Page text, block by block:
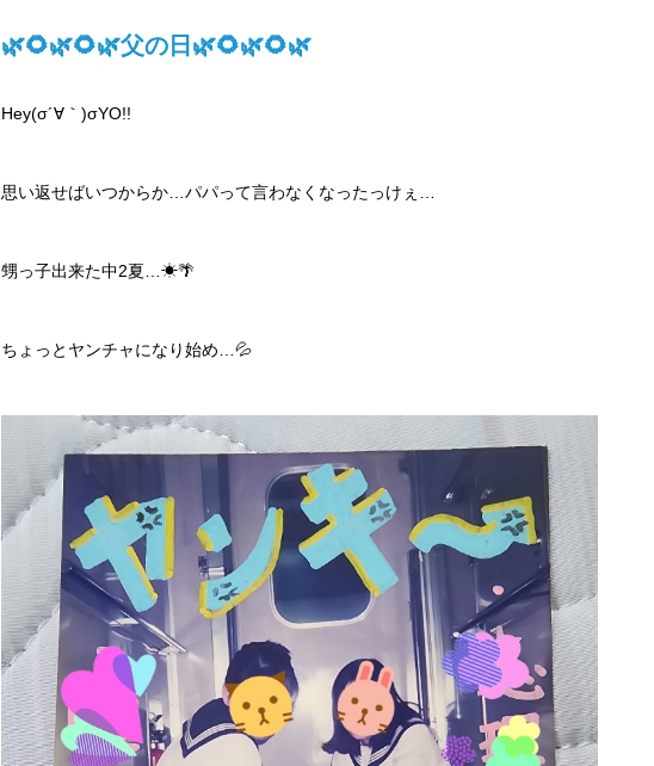
🌿🌻🌿🌻🌿父の日🌿🌻🌿🌻🌿
Hey(σ´∀｀)σYO!!
思い返せばいつからか…パパって言わなくなったっけぇ…
甥っ子出来た中2夏…☀🌴
ちょっとヤンチャになり始め…💦